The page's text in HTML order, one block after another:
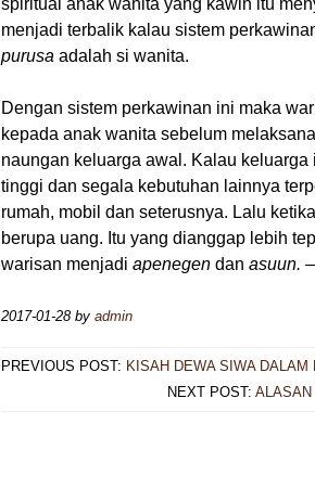
spiritual anak wanita yang kawin itu
menjadi terbalik kalau sistem
purusa adalah si wanita.
Dengan sistem perkawinan ini maka
kepada anak wanita sebelum
naungan keluarga awal. Kalau
tinggi dan segala kebutuhan lainnya
rumah, mobil dan seterusnya. Lalu
berupa uang. Itu yang dianggap lebih
warisan menjadiapenegen danasuun.
2017-01-28byadmin
PREVIOUS POST: KISAH DEWA SIWA
NEXT POST: ALASAN